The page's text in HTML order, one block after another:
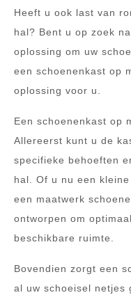
Heeft u ook last van
hal? Bent u op zoek
oplossing om uw
een schoenenkast op
oplossing voor u.
Een schoenenkast op
Allereerst kunt u de
specifieke behoeften
hal. Of u nu een
een maatwerk
ontworpen om
beschikbare ruimte.
Bovendien zorgt een
al uw schoeisel netjes